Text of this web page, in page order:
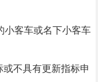
小客车或名下小客车
不具有更新指标申